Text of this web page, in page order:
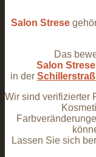
Salon Strese
Das
Salon Strese
in der
Wir sind verifizierter
Lassen Sie sich